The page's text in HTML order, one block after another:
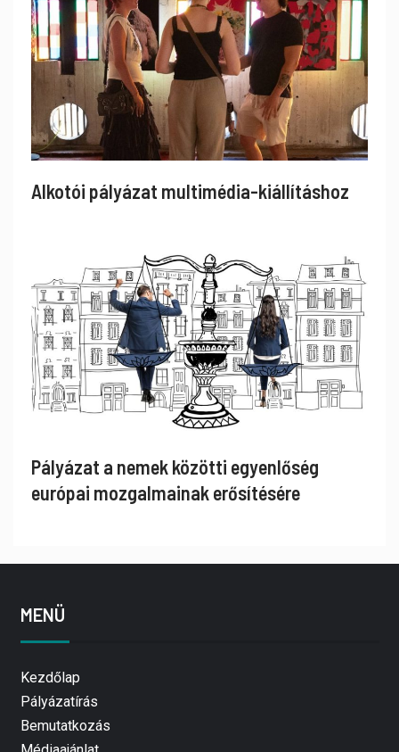
Alkotói pályázat multimédia-kiállításhoz
Pályázat a nemek közötti egyenlőség
európai mozgalmainak erősítésére
MENÜ
Kezdőlap
Pályázatírás
Bemutatkozás